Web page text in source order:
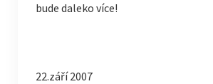
bude daleko více!
22.září 2007